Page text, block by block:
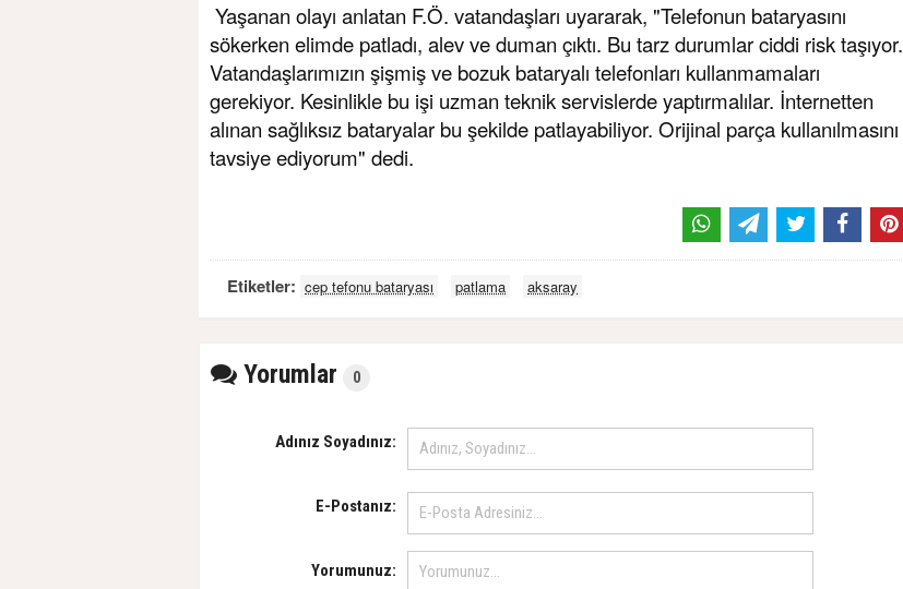
Yaşanan olayı anlatan F.Ö. vatandaşları uyararak, "Telefonun bataryasını
sökerken elimde patladı, alev ve duman çıktı. Bu tarz durumlar ciddi risk taşıyor.
Vatandaşlarımızın şişmiş ve bozuk bataryalı telefonları kullanmamaları
gerekiyor. Kesinlikle bu işi uzman teknik servislerde yaptırmalılar. İnternetten
alınan sağlıksız bataryalar bu şekilde patlayabiliyor. Orijinal parça kullanılmasını
tavsiye ediyorum" dedi.
Etiketler: cep tefonu bataryası patlama aksaray
Yorumlar 0
Adınız Soyadınız:
E-Postanız:
Yorumunuz: